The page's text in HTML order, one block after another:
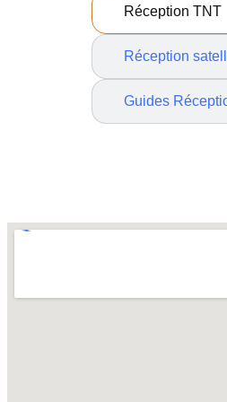
Réception TNT
Réception
Guides